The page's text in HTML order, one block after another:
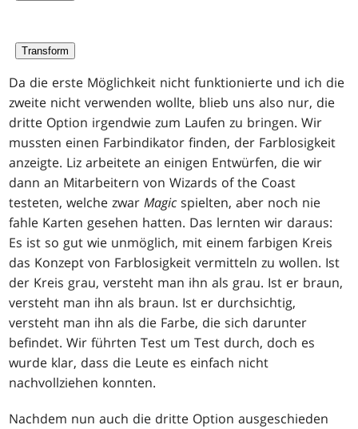
Transform
Da die erste Möglichkeit nicht funktionierte und ich die
zweite nicht verwenden wollte, blieb uns also nur, die
dritte Option irgendwie zum Laufen zu bringen. Wir
mussten einen Farbindikator finden, der Farblosigkeit
anzeigte. Liz arbeitete an einigen Entwürfen, die wir
dann an Mitarbeitern von Wizards of the Coast
testeten, welche zwarMagic spielten, aber noch nie
fahle Karten gesehen hatten. Das lernten wir daraus:
Es ist so gut wie unmöglich, mit einem farbigen Kreis
das Konzept von Farblosigkeit vermitteln zu wollen. Ist
der Kreis grau, versteht man ihn als grau. Ist er braun,
versteht man ihn als braun. Ist er durchsichtig,
versteht man ihn als die Farbe, die sich darunter
befindet. Wir führten Test um Test durch, doch es
wurde klar, dass die Leute es einfach nicht
nachvollziehen konnten.
Nachdem nun auch die dritte Option ausgeschieden